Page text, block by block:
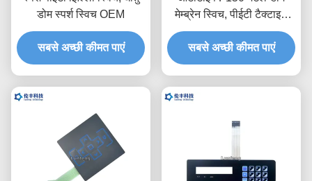
स्विच कीपैड:
सबसे अच्छी कीमत पाएं